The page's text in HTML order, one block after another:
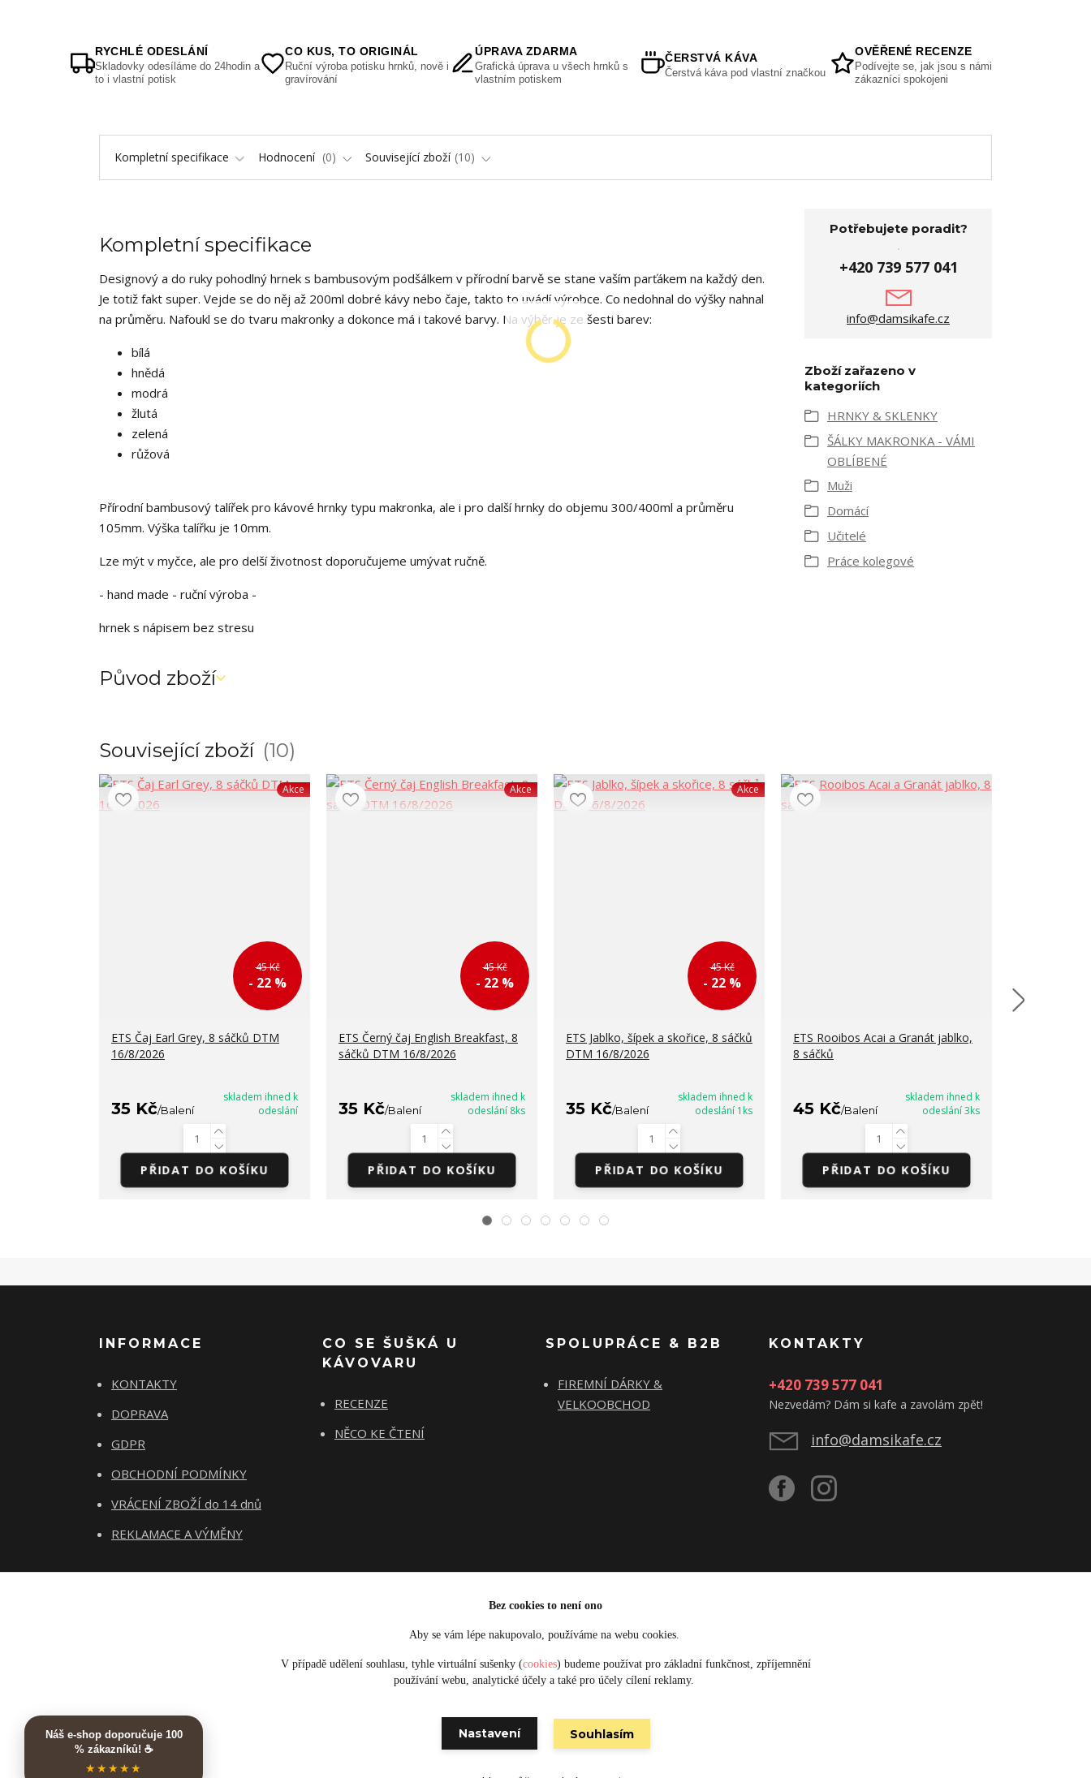
Náš e-shop doporučuje 100
% zákazníků! ☕
★★★★★
RYCHLÉ ODESLÁNÍ
Skladovky odesíláme do 24hodin a
to i vlastní potisk
CO KUS, TO ORIGINÁL
Ruční výroba potisku hrnků, nově i
gravírování
ÚPRAVA ZDARMA
Grafická úprava u všech hrnků s
vlastním potiskem
ČERSTVÁ KÁVA
Čerstvá káva pod vlastní značkou
OVĚŘENÉ RECENZE
Podívejte se, jak jsou s námi
zákazníci spokojeni
Kompletní specifikace Hodnocení 0 Související zboží 10
Kompletní specifikace
Designový a do ruky pohodlný hrnek s bambusovým podšálkem v přírodní barvě se stane vaším parťákem na každý den.
Je totiž fakt super. Vejde se do něj až 200ml dobré kávy nebo čaje, takto to uvádí výrobce. Co nedohnal do výšky nahnal
na průměru. Nafoukl se do tvaru makronky a dokonce má i takové barvy. Na výběr je ze šesti barev:
bílá
hnědá
modrá
žlutá
zelená
růžová
Přírodní bambusový talířek pro kávové hrnky typu makronka, ale i pro další hrnky do objemu 300/400ml a průměru
105mm. Výška talířku je 10mm.
Lze mýt v myčce, ale pro delší životnost doporučujeme umývat ručně.
- hand made - ruční výroba -
hrnek s nápisem bez stresu
Původ zboží
Potřebujete poradit?
+420 739 577 041
info@damsikafe.cz
Zboží zařazeno v
kategoriích
HRNKY & SKLENKY
ŠÁLKY MAKRONKA - VÁMI
OBLÍBENÉ
Muži
Domácí
Učitelé
Práce kolegové
Související zboží 10
Akce
45 Kč
- 22 %
ETS Čaj Earl Grey, 8 sáčků DTM
16/8/2026
35 Kč/Balení
skladem ihned k
odeslání
PŘIDAT DO KOŠÍKU
Akce
45 Kč
- 22 %
ETS Černý čaj English Breakfast, 8
sáčků DTM 16/8/2026
35 Kč/Balení
skladem ihned k
odeslání 8ks
PŘIDAT DO KOŠÍKU
Akce
45 Kč
- 22 %
ETS Jablko, šípek a skořice, 8 sáčků
DTM 16/8/2026
35 Kč/Balení
skladem ihned k
odeslání 1ks
PŘIDAT DO KOŠÍKU
ETS Rooibos Acai a Granát jablko,
8 sáčků
45 Kč/Balení
skladem ihned k
odeslání 3ks
PŘIDAT DO KOŠÍKU
INFORMACE
KONTAKTY
DOPRAVA
GDPR
OBCHODNÍ PODMÍNKY
VRÁCENÍ ZBOŽÍ do 14 dnů
REKLAMACE A VÝMĚNY
CO SE ŠUŠKÁ U
KÁVOVARU
RECENZE
NĚCO KE ČTENÍ
SPOLUPRÁCE & B2B
FIREMNÍ DÁRKY &
VELKOOBCHOD
KONTAKTY
+420 739 577 041
Nezvedám? Dám si kafe a zavolám zpět!
info@damsikafe.cz
Upravit sběr cookies.
Obrázky jsou pouze ilustrativní © 2025 Designed by Damsikafe.cz
Vytvořeno na
Bez cookies to není ono
Aby se vám lépe nakupovalo, používáme na webu cookies.
V případě udělení souhlasu, tyhle virtuální sušenky (cookies) budeme používat pro základní funkčnost, zpříjemnění
používání webu, analytické účely a také pro účely cílení reklamy.
Nastavení Souhlasím